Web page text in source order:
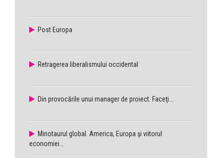
Post Europa
Retragerea liberalismului occidental
Din provocările unui manager de proiect. Faceţi...
Minotaurul global. America, Europa şi viitorul
economiei...